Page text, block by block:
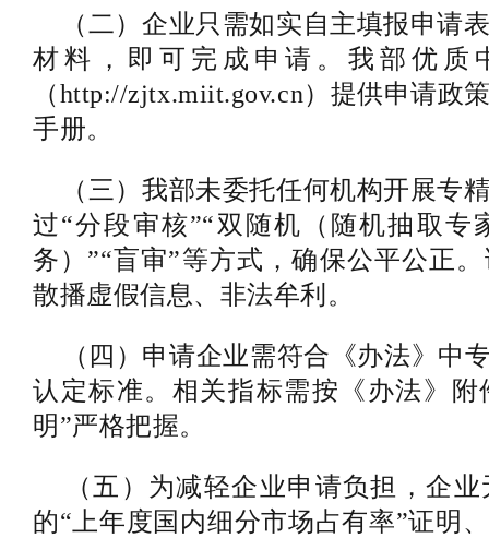
（二）企业只需如实自主填报申请
材料，即可完成申请。我部优质
（http://zjtx.miit.gov.cn）提供申请政
手册。
（三）我部未委托任何机构开展专
过“分段审核”“双随机（随机抽取专
务）”“盲审”等方式，确保公平公正
散播虚假信息、非法牟利。
（四）申请企业需符合《办法》中
认定标准。相关指标需按《办法》
明”严格把握。
（五）为减轻企业申请负担，企业
的“上年度国内细分市场占有率”证明